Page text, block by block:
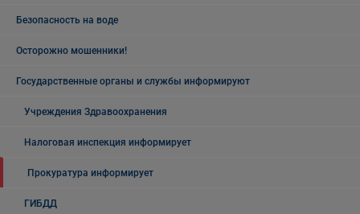
Безопасность на воде
Осторожно мошенники!
Государственные органы и службы информируют
Учреждения Здравоохранения
Налоговая инспекция информирует
Прокуратура информирует
ГИБДД